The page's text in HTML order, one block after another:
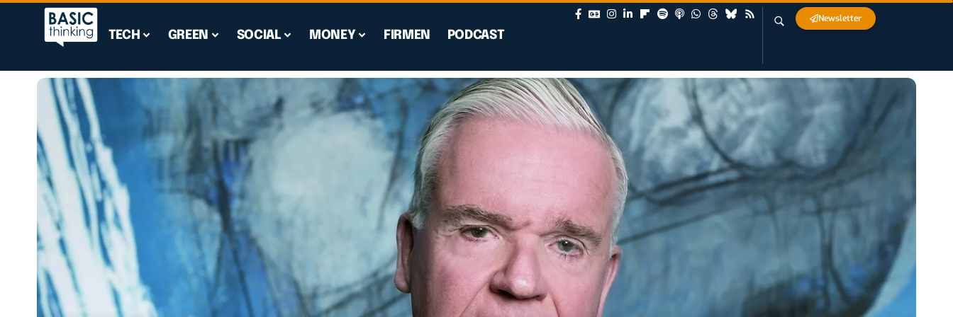
TECH GREEN SOCIAL MONEY FIRMEN PODCAST
Newsletter